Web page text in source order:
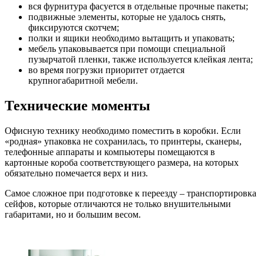
вся фурнитура фасуется в отдельные прочные пакеты;
подвижные элементы, которые не удалось снять,
фиксируются скотчем;
полки и ящики необходимо вытащить и упаковать;
мебель упаковывается при помощи специальной
пузырчатой пленки, также используется клейкая лента;
во время погрузки приоритет отдается
крупногабаритной мебели.
Технические моменты
Офисную технику необходимо поместить в коробки. Если
«родная» упаковка не сохранилась, то принтеры, сканеры,
телефонные аппараты и компьютеры помещаются в
картонные короба соответствующего размера, на которых
обязательно помечается верх и низ.
Самое сложное при подготовке к переезду – транспортировка
сейфов, которые отличаются не только внушительными
габаритами, но и большим весом.